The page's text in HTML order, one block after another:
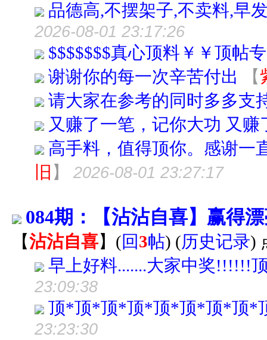
品德高,不摆架子,不卖料,早
2026-08-01 23:17:26
$$$$$$$真心顶料￥￥顶帖
谢谢你的每一次辛苦付出
【
请大家在参考的同时多多支
又赚了一笔，记你大功 又赚
高手料，值得顶你。感谢一
旧 】 2026-08-01 23:27:17
084期：【沾沾自喜】赢得
【沾沾自喜】 (回3帖) (历史记录)
早上好料.......大家中奖!!!!!!
23:09:38
顶*顶*顶*顶*顶*顶*顶*顶*
23:23:30